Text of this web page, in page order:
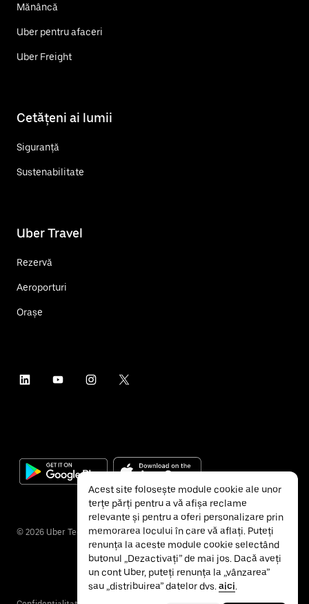
Mănâncă
Uber pentru afaceri
Uber Freight
Cetățeni ai lumii
Siguranță
Sustenabilitate
Uber Travel
Rezervă
Aeroporturi
Orașe
© 2026 Uber Technologies Inc.
Acest site folosește module cookie ale unor
terțe părți pentru a vă afișa reclame
relevante și pentru a oferi personalizare prin
memorarea locului în care vă aflați. Puteți
renunța la aceste module cookie selectând
butonul „Dezactivați” de mai jos. Dacă aveți
un cont Uber, puteți renunța la „vânzarea”
sau „distribuirea” datelor dvs. aici.